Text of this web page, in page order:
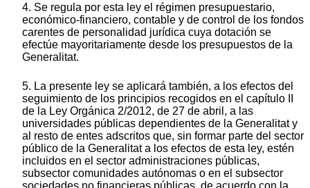
4. Se regula por esta ley el régimen presupuestario,
económico-financiero, contable y de control de los fondos
carentes de personalidad jurídica cuya dotación se
efectúe mayoritariamente desde los presupuestos de la
Generalitat.
5. La presente ley se aplicará también, a los efectos del
seguimiento de los principios recogidos en el capítulo II
de la Ley Orgánica 2/2012, de 27 de abril, a las
universidades públicas dependientes de la Generalitat y
al resto de entes adscritos que, sin formar parte del sector
público de la Generalitat a los efectos de esta ley, estén
incluidos en el sector administraciones públicas,
subsector comunidades autónomas o en el subsector
sociedades no financieras públicas, de acuerdo con la